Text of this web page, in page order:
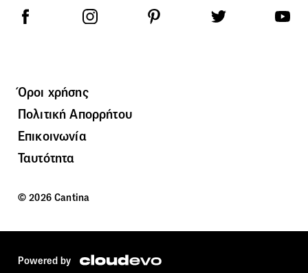
Όροι χρήσης
Πολιτική Απορρήτου
Επικοινωνία
Ταυτότητα
© 2026 Cantina
Powered by